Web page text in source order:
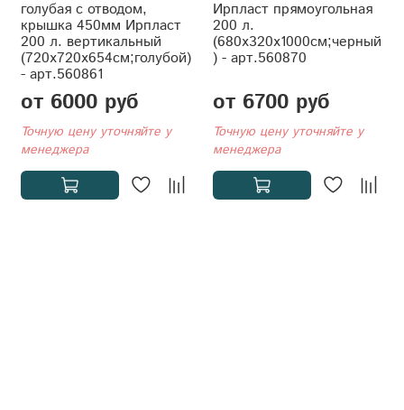
голубая с отводом,
крышка 450мм Ирпласт
200 л. вертикальный
(720x720x654см;голубой)
- арт.560861
от 6000 руб
Точную цену уточняйте у
менеджера
Ирпласт прямоугольная
200 л.
(680x320x1000см;черный
) - арт.560870
от 6700 руб
Точную цену уточняйте у
менеджера